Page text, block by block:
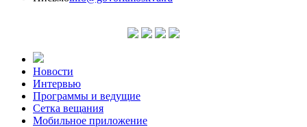
Новости
Интервью
Программы и ведущие
Сетка вещания
Мобильное приложение